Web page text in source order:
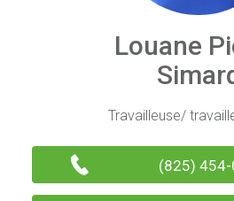
Louane
Travailleuse/
(825)